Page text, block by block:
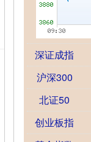
深证成指
沪深300
北证50
创业板指